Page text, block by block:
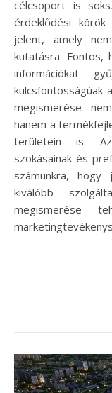
célcsoport is
érdeklődési
jelent, amely
kutatásra. Fontos,
információkat
kulcsfontosságúak
megismerése
hanem a
területein is. Az
szokásainak és
számunkra, hogy
kiválóbb
megismerése